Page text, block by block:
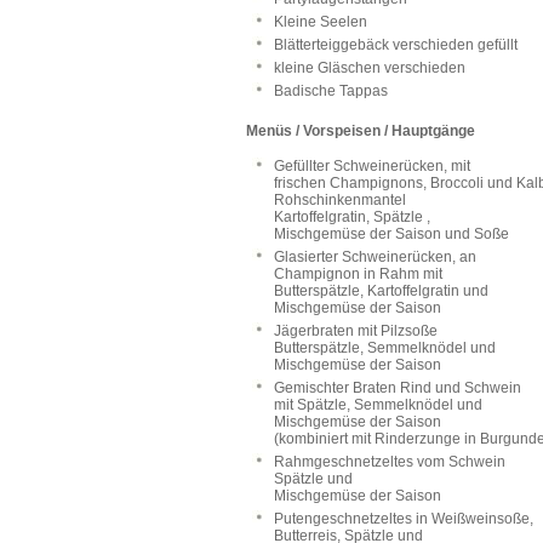
Kleine Seelen
Blätterteiggebäck verschieden gefüllt
kleine Gläschen verschieden
Badische Tappas
Menüs / Vorspeisen / Hauptgänge
Gefüllter Schweinerücken, mit
frischen Champignons, Broccoli und
Rohschinkenmantel
Kartoffelgratin, Spätzle ,
Mischgemüse der Saison und Soße
Glasierter Schweinerücken, an
Champignon in Rahm mit
Butterspätzle, Kartoffelgratin und
Mischgemüse der Saison
Jägerbraten mit Pilzsoße
Butterspätzle, Semmelknödel und
Mischgemüse der Saison
Gemischter Braten Rind und Schwein
mit Spätzle, Semmelknödel und
Mischgemüse der Saison
(kombiniert mit Rinderzunge in
Rahmgeschnetzeltes vom Schwein
Spätzle und
Mischgemüse der Saison
Putengeschnetzeltes in Weißweinsoße,
Butterreis, Spätzle und